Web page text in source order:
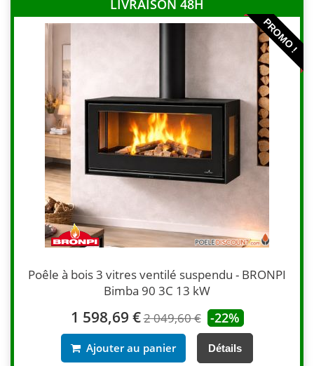
LIVRAISON 48H
PROMO !
Poêle à bois 3 vitres ventilé suspendu - BRONPI
Bimba 90 3C 13 kW
1 598,69 €2 049,60 € -22%
Ajouter au panier Détails